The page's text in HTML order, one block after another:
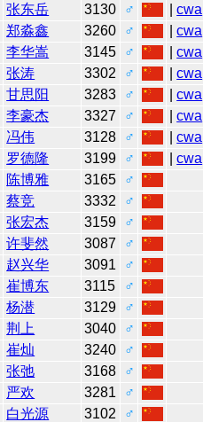
张东岳 3130 ♂ |cwa
郑淼鑫 3260 ♂ |cwa
李华嵩 3145 ♂ |cwa
张涛 3302 ♂ |cwa
甘思阳 3283 ♂ |cwa
李豪杰 3327 ♂ |cwa
冯伟 3128 ♂ |cwa
罗德隆 3199 ♂ |cwa
陈博雅 3165
♂
蔡竞 3332
♂
张宏杰 3159
♂
许斐然 3087
♂
赵兴华 3091
♂
崔博东 3115
♂
杨潜 3129
♂
荆上 3040
♂
崔灿 3240
♂
张弛 3168
♂
严欢 3281
♂
白光源 3102
♂